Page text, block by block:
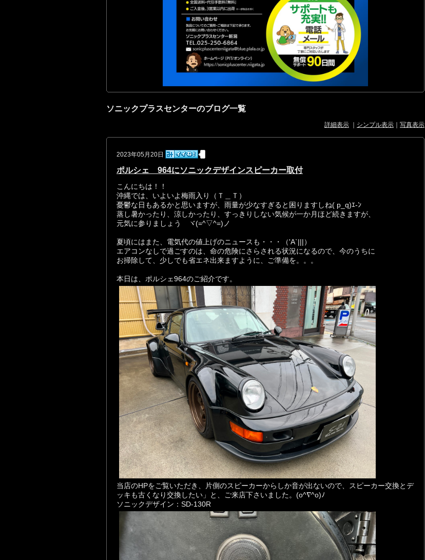
ソニックプラスセンターのブログ一覧
詳細表示 シンプル表示 写真表示
2023年05月20日
ポルシェ 964にソニックデザインスピーカー取付
こんにちは！！
沖縄では、いよいよ梅雨入り（Ｔ＿Ｔ）
憂鬱な日もあるかと思いますが、雨量が少なすぎると困りますしね( p_q)ｴ-ﾝ
蒸し暑かったり、涼しかったり、すっきりしない気候が一か月ほど続きますが、
元気に参りましょう ヾ(=^▽^=)ノ
夏頃にはまた 、電気代の値上げのニュースも・・・（'A`|||）
エアコンなしで過ごすのは、命の危険にさらされる状況になるので、今のうちに
お掃除して、少しでも省エネ出来ますように、ご準備を。。。
本日は、ポルシェ964のご紹介です。
当店のHPをご覧いただき、片側のスピーカーからしか音が出ないので、スピーカー交換とデ
ッキも古くなり交換したい」と、ご来店下さいました。(o^∇^o)ﾉ
ソニックデザイン：SD-130R